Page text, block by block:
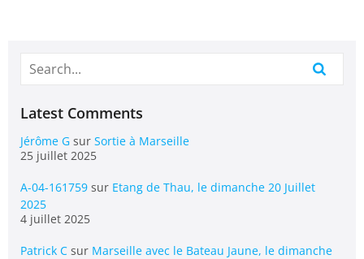
Latest Comments
Jérôme G sur Sortie à Marseille
25 juillet 2025
A-04-161759 sur Etang de Thau, le dimanche 20 Juillet
2025
4 juillet 2025
Patrick C sur Marseille avec le Bateau Jaune, le dimanche